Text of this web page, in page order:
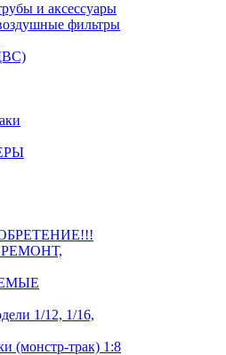
и аксессуары
фильтры
1/12, 1/16,
(монстр-трак) 1:8